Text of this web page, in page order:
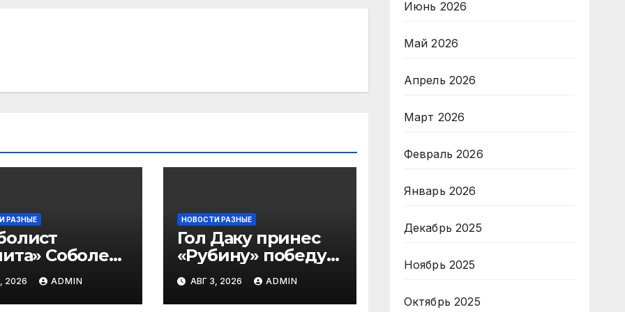
РАЗНЫЕ
Соболев:
скрывать
тяжело
2026 ADMIN
НОВОСТИ РАЗНЫЕ
Гол Даку принес
«Рубину» победу
над «Акроном» в
матче РПЛ
АВГ 3, 2026 ADMIN
Июнь 2026
Май 2026
Апрель 2026
Март 2026
Февраль 2026
Январь 2026
Декабрь 2025
Ноябрь 2025
Октябрь 2025